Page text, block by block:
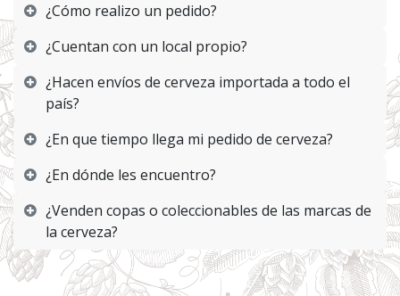
¿Cómo realizo un pedido?
¿Cuentan con un local propio?
¿Hacen envíos de cerveza importada a todo el
país?
¿En que tiempo llega mi pedido de cerveza?
¿En dónde les encuentro?
¿Venden copas o coleccionables de las marcas de
la cerveza?